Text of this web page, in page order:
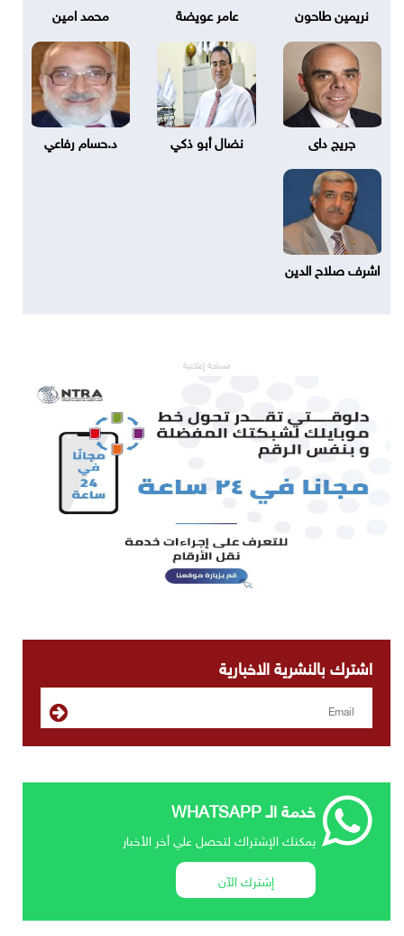
نريمين طاحون عامر عويضة محمد امين
جريج داى نضال أبو ذكي د.حسام رفاعي
اشرف صلاح الدين
مساحة إعلانية
اشترك بالنشرية الاخبارية
خدمة الـ WHATSAPP
يمكنك الإشتراك لتحصل علي أخر الأخبار
إشترك الآن